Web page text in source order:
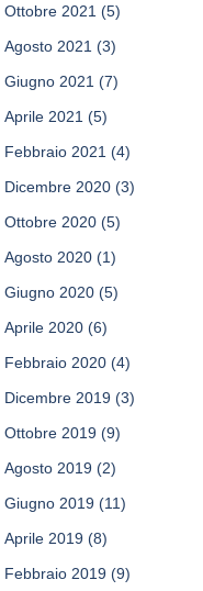
Ottobre 2021 (5)
Agosto 2021 (3)
Giugno 2021 (7)
Aprile 2021 (5)
Febbraio 2021 (4)
Dicembre 2020 (3)
Ottobre 2020 (5)
Agosto 2020 (1)
Giugno 2020 (5)
Aprile 2020 (6)
Febbraio 2020 (4)
Dicembre 2019 (3)
Ottobre 2019 (9)
Agosto 2019 (2)
Giugno 2019 (11)
Aprile 2019 (8)
Febbraio 2019 (9)